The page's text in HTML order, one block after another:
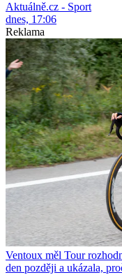
Aktuálně.cz - Sport
dnes, 17:06
Reklama
Ventoux měl Tour
den později a ukázala,